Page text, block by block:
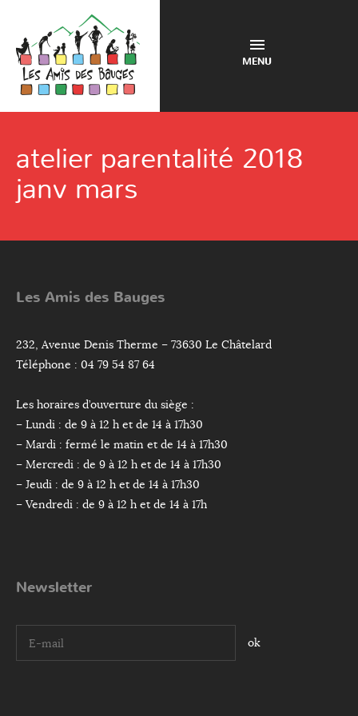
MENU
atelier parentalité 2018
janv mars
Les Amis des Bauges
232, Avenue Denis Therme – 73630 Le Châtelard
Téléphone : 04 79 54 87 64
Les horaires d’ouverture du siège :
– Lundi : de 9 à 12 h et de 14 à 17h30
– Mardi : fermé le matin et de 14 à 17h30
– Mercredi : de 9 à 12 h et de 14 à 17h30
– Jeudi : de 9 à 12 h et de 14 à 17h30
– Vendredi : de 9 à 12 h et de 14 à 17h
Newsletter
I agree terms and conditions.*